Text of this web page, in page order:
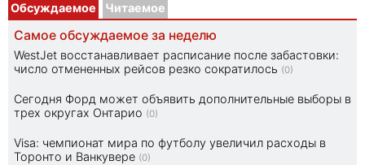
Обсуждаемое Читаемое
Самое обсуждаемое за неделю
WestJet восстанавливает расписание после забастовки:
число отмененных рейсов резко сократилось (0)
Сегодня Форд может объявить дополнительные выборы в
трех округах Онтарио (0)
Visa: чемпионат мира по футболу увеличил расходы в
Торонто и Ванкувере (0)